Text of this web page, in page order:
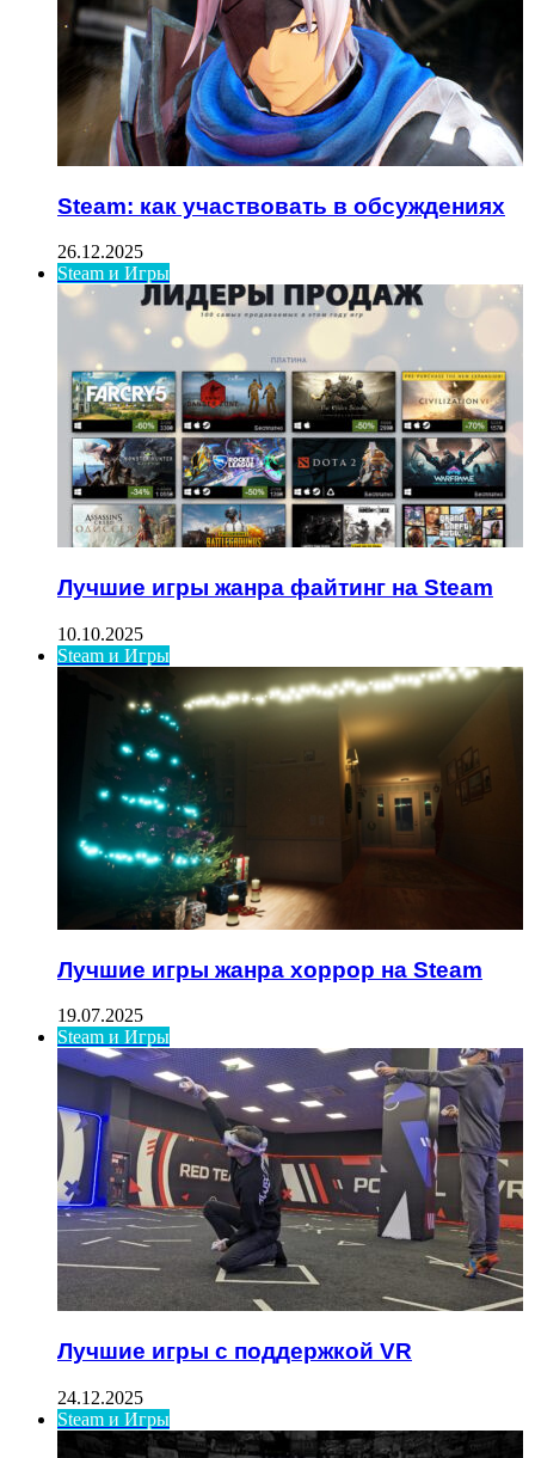
Steam: как участвовать в обсуждениях
26.12.2025
Steam и Игры
Лучшие игры жанра файтинг на Steam
10.10.2025
Steam и Игры
Лучшие игры жанра хоррор на Steam
19.07.2025
Steam и Игры
Лучшие игры с поддержкой VR
24.12.2025
Steam и Игры